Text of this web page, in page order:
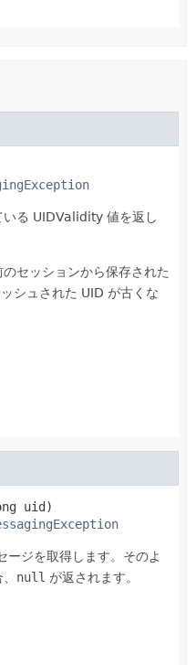
いる UIDValidity 値を返し
セッションから保存された
シュされた UID が古くな
uid)
ージを取得します。そのよ
null が返されます。